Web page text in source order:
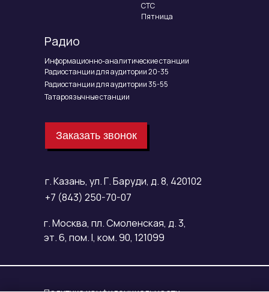
г. Казань, ул. Г. Баруди, д. 8, 420102
+7 (843) 250-70-07
Заказать звонок
Пятница
СТС
Радио
Информационно-аналитические станции
Радиостанции для аудитории 20-35
Радиостанции для аудитории 35-55
г. Москва, пл. Смоленская, д. 3,
эт. 6, пом. I, ком. 90, 121099
Татароязычные станции